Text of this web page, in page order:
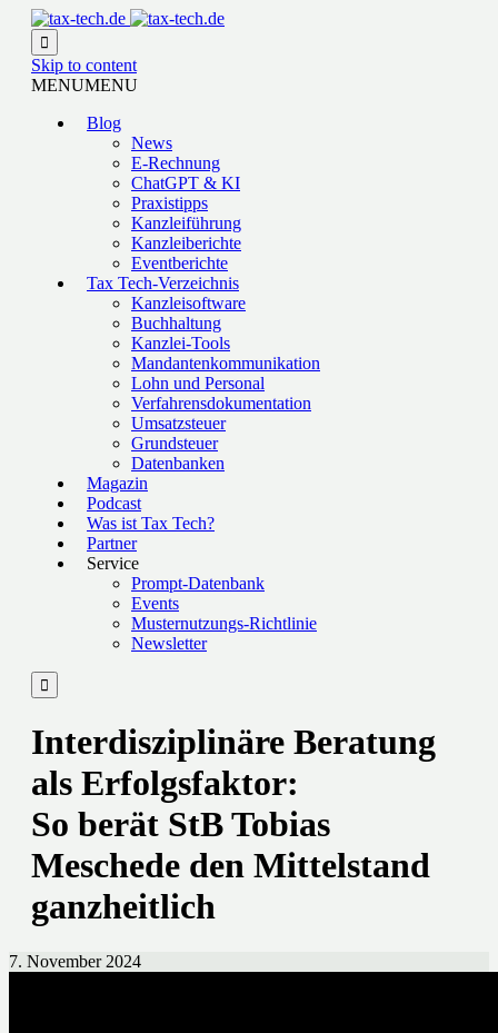

Skip to content
MENUMENU
Blog
News
E-Rechnung
ChatGPT & KI
Praxistipps
Kanzleiführung
Kanzleiberichte
Eventberichte
Tax Tech-Verzeichnis
Kanzleisoftware
Buchhaltung
Kanzlei-Tools
Mandantenkommunikation
Lohn und Personal
Verfahrensdokumentation
Umsatzsteuer
Grundsteuer
Datenbanken
Magazin
Podcast
Was ist Tax Tech?
Partner
Service
Prompt-Datenbank
Events
Musternutzungs-Richtlinie
Newsletter

Interdisziplinäre Beratung
als Erfolgsfaktor:
So berät StB Tobias
Meschede den Mittelstand
ganzheitlich
7. November 2024